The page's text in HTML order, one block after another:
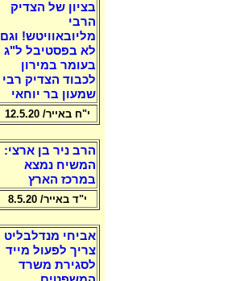
בציון של הצדיק
הרבי
מליובאוויטש! וגם
לא בפסטיבל ל"ג
בעומר במירון
לכבוד הצדיק רבי
שמעון בר יוחאי
י"ח באייר/ 12.5.20
הרב ניר בן ארצי:
המשיח נמצא
במרכז הארץ
י"ד באייר/ 8.5.20
אביחי מנדלבליט
צריך לפעול מייד
לסגירת משרד